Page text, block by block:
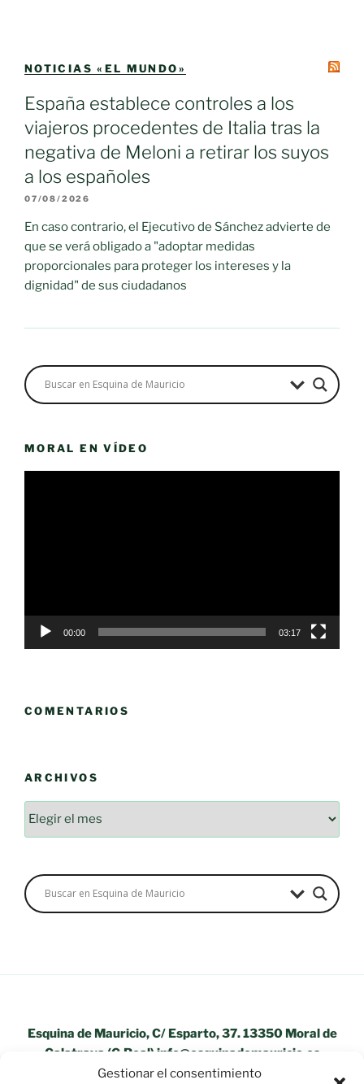
Gestionar el consentimiento
NOTICIAS «EL MUNDO»
España establece controles a los
viajeros procedentes de Italia tras la
negativa de Meloni a retirar los suyos
a los españoles
07/08/2026
En caso contrario, el Ejecutivo de Sánchez advierte de
que se verá obligado a "adoptar medidas
proporcionales para proteger los intereses y la
dignidad" de sus ciudadanos
MORAL EN VÍDEO
00:00 03:17
COMENTARIOS
ARCHIVOS
Archivos
Esquina de Mauricio, C/ Esparto, 37. 13350 Moral de
Calatrava (C.Real) info@esquinademauricio.es